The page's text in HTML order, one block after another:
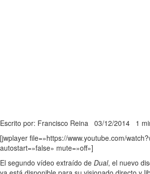
Escrito por: Francisco Reina 03/12/2014 1
[jwplayer file=»https://www.youtube.com/
autostart=»false» mute=»off»]
El segundo vídeo extraído de Dual, el nuevo